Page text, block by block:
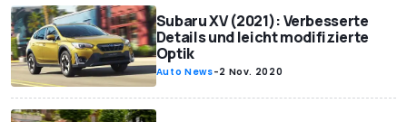
Subaru XV (2021): Verbesserte
Details und leicht modifizierte
Optik
Auto News-2 Nov. 2020